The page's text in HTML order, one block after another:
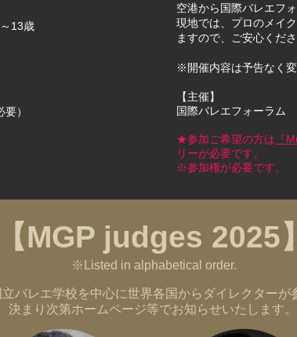
13歳
）
空港から国際バレエフ
現地では、プロのメイ
ますので、ご安心くださ
※開催内容は予告なく
【主催】
国際バレエフォーラム
★参加ご希望の方は 『
リーが必要です。
※参加権が必要です。​
【MGP judges 2025】
※Listed in alphabetical order.
バレエ学校を中心に世界各国からダイレクターが
決まり次第ホームページ等でお知らせいたします。